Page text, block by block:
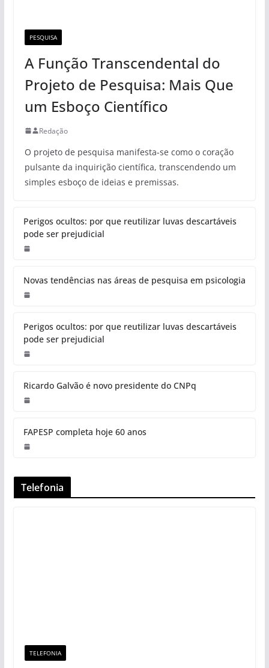
PESQUISA
A Função Transcendental do
Projeto de Pesquisa: Mais Que
um Esboço Científico
Redação
O projeto de pesquisa manifesta-se como o coração
pulsante da inquirição científica, transcendendo um
simples esboço de ideias e premissas.
Perigos ocultos: por que reutilizar luvas descartáveis
pode ser prejudicial
Novas tendências nas áreas de pesquisa em psicologia
Perigos ocultos: por que reutilizar luvas descartáveis
pode ser prejudicial
Ricardo Galvão é novo presidente do CNPq
FAPESP completa hoje 60 anos
Telefonia
TELEFONIA